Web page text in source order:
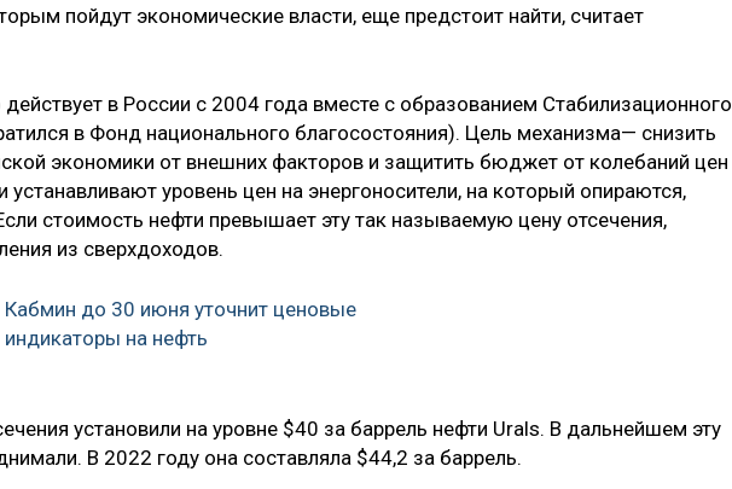
пойдут экономические власти, еще предстоит найти, считает
в России с 2004 года вместе с образованием Стабилизационного
в Фонд национального благосостояния). Цель механизма— снизить
экономики от внешних факторов и защитить бюджет от колебаний цен
устанавливают уровень цен на энергоносители, на который опираются,
стоимость нефти превышает эту так называемую цену отсечения,
из сверхдоходов.
Кабмин до 30 июня уточнит ценовые
индикаторы на нефть
установили на уровне $40 за баррель нефти Urals. В дальнейшем эту
В 2022 году она составляла $44,2 за баррель.